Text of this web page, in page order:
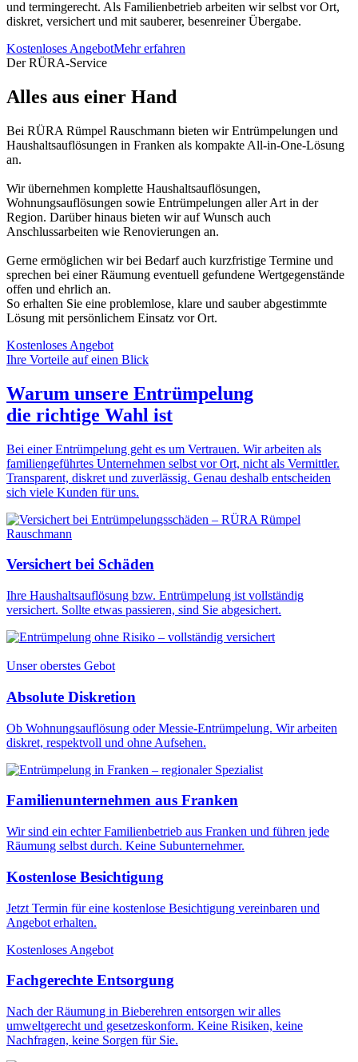
und termingerecht. Als Familienbetrieb arbeiten wir selbst vor Ort,
diskret, versichert und mit sauberer, besenreiner Übergabe.
Kostenloses AngebotMehr erfahren
Der RÜRA-Service
Alles aus einer Hand
Bei RÜRA Rümpel Rauschmann bieten wir Entrümpelungen und
Haushaltsauflösungen in Franken als kompakte All-in-One-Lösung
an.
Wir übernehmen komplette Haushaltsauflösungen,
Wohnungsauflösungen sowie Entrümpelungen aller Art in der
Region. Darüber hinaus bieten wir auf Wunsch auch
Anschlussarbeiten wie Renovierungen an.
Gerne ermöglichen wir bei Bedarf auch kurzfristige Termine und
sprechen bei einer Räumung eventuell gefundene Wertgegenstände
offen und ehrlich an.
So erhalten Sie eine problemlose, klare und sauber abgestimmte
Lösung mit persönlichem Einsatz vor Ort.
Kostenloses Angebot
Ihre Vorteile auf einen Blick
Warum unsere Entrümpelung
die richtige Wahl ist
Bei einer Entrümpelung geht es um Vertrauen. Wir arbeiten als
familiengeführtes Unternehmen selbst vor Ort, nicht als Vermittler.
Transparent, diskret und zuverlässig. Genau deshalb entscheiden
sich viele Kunden für uns.
Versichert bei Schäden
Ihre Haushaltsauflösung bzw. Entrümpelung ist vollständig
versichert. Sollte etwas passieren, sind Sie abgesichert.
Unser oberstes Gebot
Absolute Diskretion
Ob Wohnungsauflösung oder Messie-Entrümpelung. Wir arbeiten
diskret, respektvoll und ohne Aufsehen.
Familienunternehmen aus Franken
Wir sind ein echter Familienbetrieb aus Franken und führen jede
Räumung selbst durch. Keine Subunternehmer.
Kostenlose Besichtigung
Jetzt Termin für eine kostenlose Besichtigung vereinbaren und
Angebot erhalten.
Kostenloses Angebot
Fachgerechte Entsorgung
Nach der Räumung in Bieberehren entsorgen wir alles
umweltgerecht und gesetzeskonform. Keine Risiken, keine
Nachfragen, keine Sorgen für Sie.